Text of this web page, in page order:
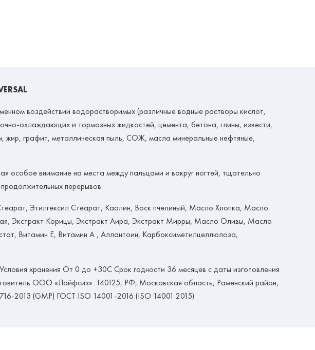
воздействии водорастворимых (различные водные растворы кислот,
охлаждающих и тормозных жидкостей, цемента, бетона, глины, извести,
жир, графит, металлическая пыль, СОЖ, масла минеральные нефтяные,
особое внимание на места между пальцами и вокруг ногтей, тщательно
перерывов.
Этилгексил Стеарат, Каолин, Воск пчелиный, Масло Хлопка, Масло
Экстракт Корицы, Экстракт Аира, Экстракт Мирры, Масло Оливы, Масло
Витамин Е, Витамин А , Аллантоин, Карбоксиметилцеллюлоза,
хранения От 0 до +30С Срок годности 36 месяцев с даты изготовления
ООО «Лайфсиз». 140125, РФ, Московская область, Раменский район,
2013 (GMP) ГОСТ ISO 14001-2016 (ISO 14001:2015)